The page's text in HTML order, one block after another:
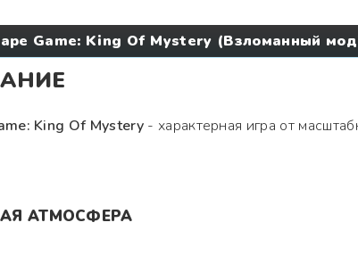
Game: King Of Mystery (Взломанный
King Of Mystery- характерная игра от
АТМОСФЕРА